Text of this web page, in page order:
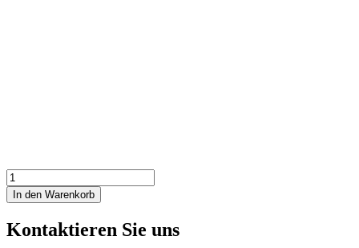
Smokinghemd
nach
Maß
In den Warenkorb
Kontaktieren Sie uns